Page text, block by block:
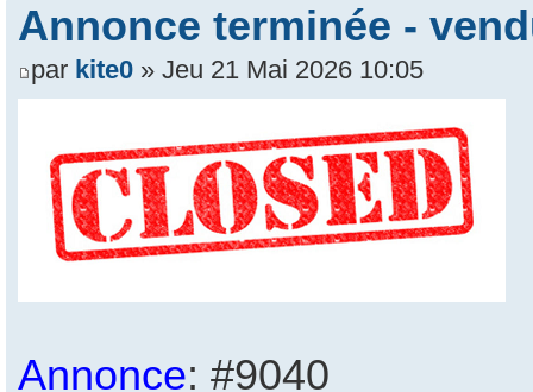
Annonce terminée -
par kite0 » Jeu 21 Mai 2026 10:05
Annonce: #9040